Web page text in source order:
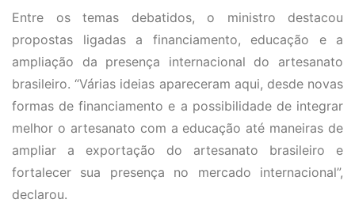
Entre os temas debatidos, o ministro destacou
propostas ligadas a financiamento, educação e a
ampliação da presença internacional do artesanato
brasileiro. “Várias ideias apareceram aqui, desde novas
formas de financiamento e a possibilidade de integrar
melhor o artesanato com a educação até maneiras de
ampliar a exportação do artesanato brasileiro e
fortalecer sua presença no mercado internacional”,
declarou.